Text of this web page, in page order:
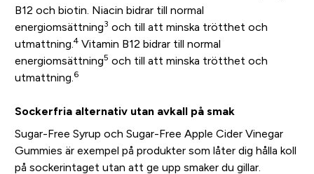
B12 och biotin. Niacin bidrar till normal
energiomsättning3 och till att minska trötthet och
utmattning. 4Vitamin B12 bidrar till normal
energiomsättning5 och till att minska trötthet och
utmattning. 6
Sockerfria alternativ utan avkall på smak
Sugar-Free Syrup och Sugar-Free Apple Cider Vinegar
Gummies är exempel på produkter som låter dig hålla koll
på sockerintaget utan att ge upp smaker du gillar.